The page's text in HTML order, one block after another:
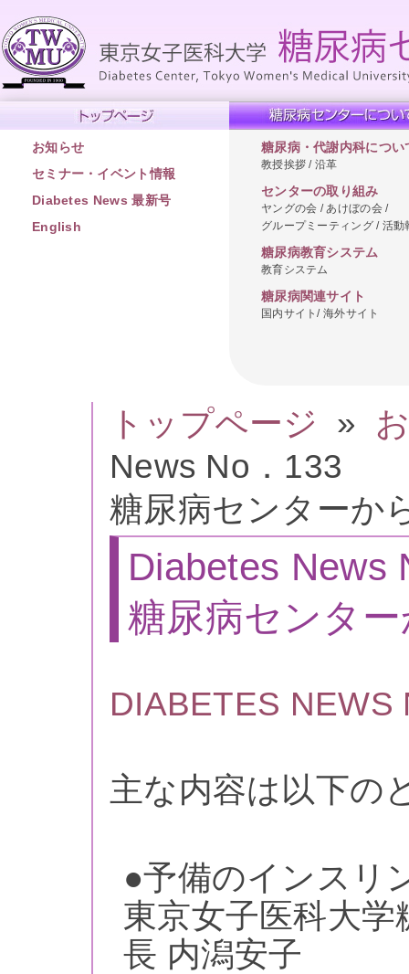
お知らせ
セミナー・イベント情報
Diabetes News 最新号
English
糖尿病・代謝内科につい
教授挨拶 / 沿革
センターの取り組み
ヤングの会 / あけぼの会 /
グループミーティング / 活動
糖尿病教育システム
教育システム
糖尿病関連サイト
国内サイト/ 海外サイト
トップページ »
News No．133
糖尿病センターか
Diabetes News
糖尿病センタ
DIABETES NEWS
主な内容は以下の
●予備のインスリ
東京女子医科大
長 内潟安子